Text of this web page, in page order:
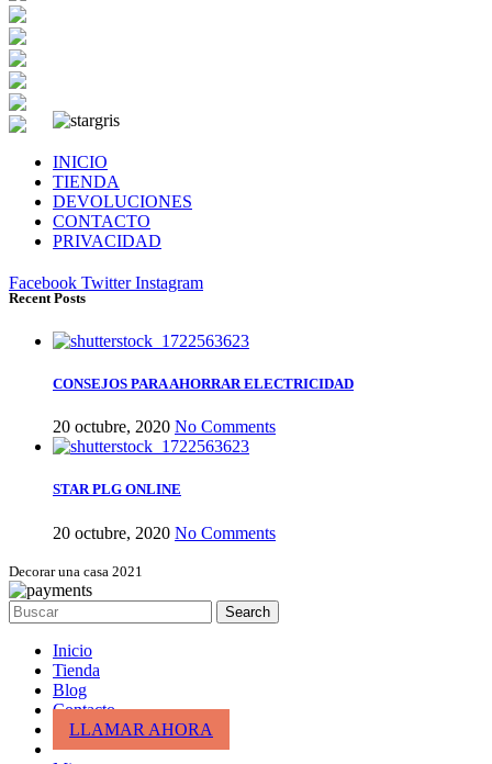
INICIO
TIENDA
DEVOLUCIONES
CONTACTO
PRIVACIDAD
Facebook Twitter Instagram
Recent Posts
CONSEJOS PARA AHORRAR ELECTRICIDAD
20 octubre, 2020 No Comments
STAR PLG ONLINE
20 octubre, 2020 No Comments
Decorar una casa 2021
Search
Inicio
Tienda
Blog
Contacto
LLAMAR AHORA